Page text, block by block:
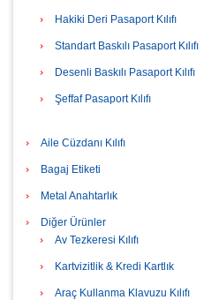
Hakiki Deri Pasaport Kılıfı
Standart Baskılı Pasaport Kılıfı
Desenli Baskılı Pasaport Kılıfı
Şeffaf Pasaport Kılıfı
Aile Cüzdanı Kılıfı
Bagaj Etiketi
Metal Anahtarlık
Diğer Ürünler
Av Tezkeresi Kılıfı
Kartvizitlik & Kredi Kartlık
Araç Kullanma Klavuzu Kılıfı